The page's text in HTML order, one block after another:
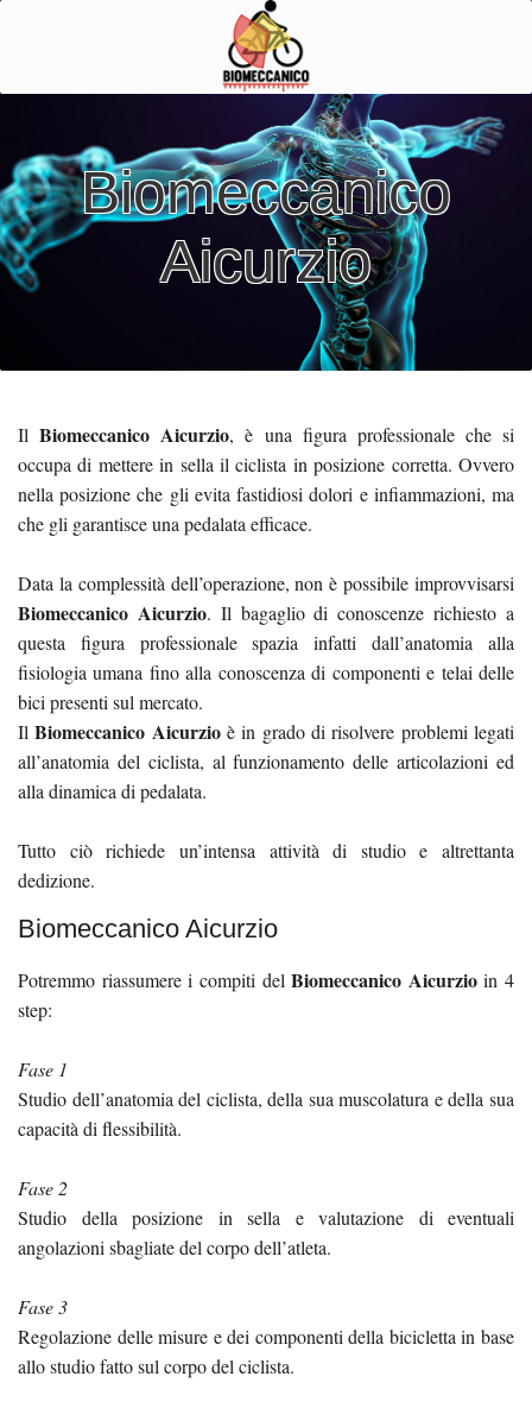
Biomeccanico
Aicurzio
IlBiomeccanico Aicurzio, è una figura professionale che si
occupa di mettere in sella il ciclista in posizione corretta. Ovvero
nella posizione che gli evita fastidiosi dolori e infiammazioni, ma
che gli garantisce una pedalata efficace.
Data la complessità dell’operazione, non è possibile improvvisarsi
Biomeccanico Aicurzio. Il bagaglio di conoscenze richiesto a
questa figura professionale spazia infatti dall’anatomia alla
fisiologia umana fino alla conoscenza di componenti e telai delle
bici presenti sul mercato.
IlBiomeccanico Aicurzioè in grado di risolvere problemi legati
all’anatomia del ciclista, al funzionamento delle articolazioni ed
alla dinamica di pedalata.
Tutto ciò richiede un’intensa attività di studio e altrettanta
dedizione.
Biomeccanico Aicurzio
Potremmo riassumere i compiti delBiomeccanico Aicurzioin 4
step:
Fase 1
Studio dell’anatomia del ciclista, della sua muscolatura e della sua
capacità di flessibilità.
Fase 2
Studio della posizione in sella e valutazione di eventuali
angolazioni sbagliate del corpo dell’atleta.
Fase 3
Regolazione delle misure e dei componenti della bicicletta in base
allo studio fatto sul corpo del ciclista.